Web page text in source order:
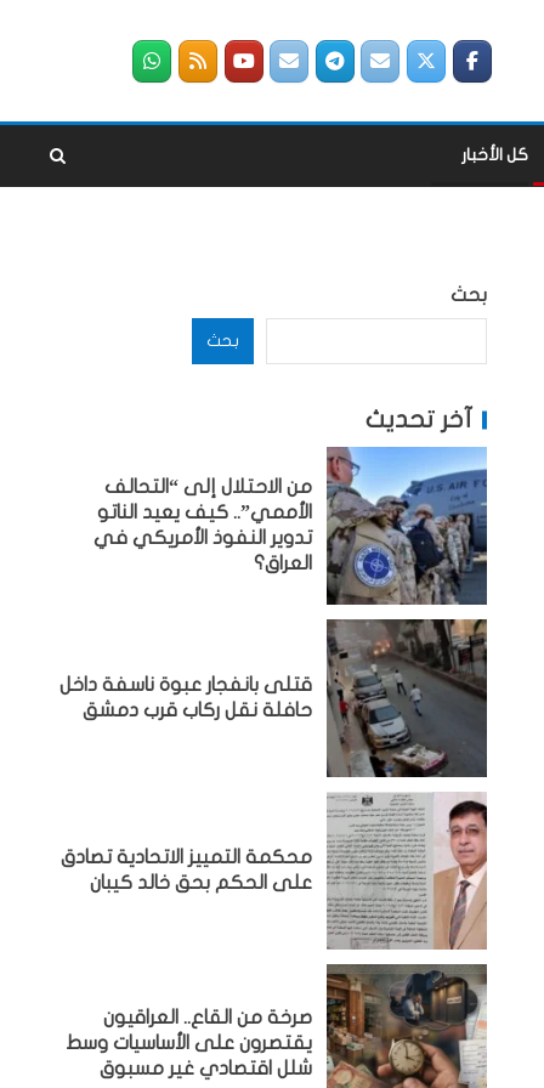
كل الأخبار
بحث
بحث
آخر تحديث
من الاحتلال إلى “التحالف
الأممي”.. كيف يعيد الناتو
تدوير النفوذ الأمريكي في
العراق؟
قتلى بانفجار عبوة ناسفة داخل
حافلة نقل ركاب قرب دمشق
محكمة التمييز الاتحادية تصادق
على الحكم بحق خالد كيبان
صرخة من القاع.. العراقيون
يقتصرون على الأساسيات وسط
شلل اقتصادي غير مسبوق